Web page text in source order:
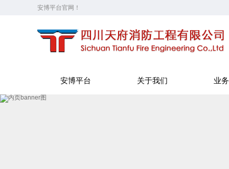
安博平台官网！
安博平台 关于我们 业